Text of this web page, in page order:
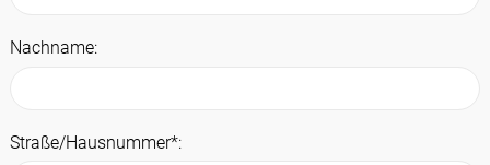
Nachname:
Straße/Hausnummer*: